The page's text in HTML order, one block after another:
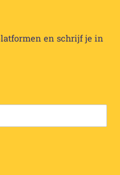
en schrijf je in